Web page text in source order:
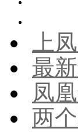
上
最
凤
两